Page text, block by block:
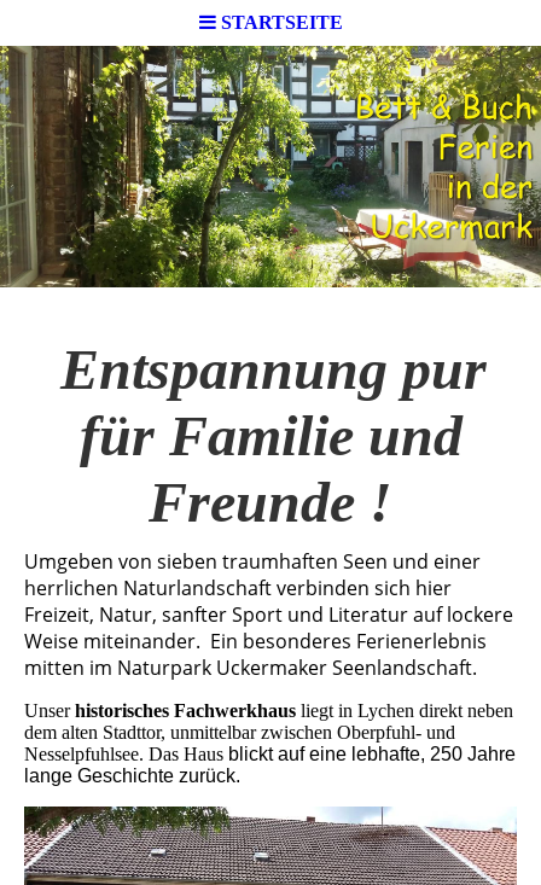
STARTSEITE
Entspannung pur
für Familie und
Freunde !
Umgeben von sieben traumhaften Seen und einer
herrlichen Naturlandschaft verbinden sich hier
Freizeit, Natur, sanfter Sport und Literatur auf lockere
Weise miteinander. Ein besonderes Ferienerlebnis
mitten im Naturpark Uckermaker Seenlandschaft.
Unserhistorisches Fachwerkhaus liegt in Lychen direkt neben
dem alten Stadttor, unmittelbar zwischen Oberpfuhl- und
Nesselpfuhlsee. Das Haus blickt auf eine lebhafte, 250 Jahre
lange Geschichte zurück.